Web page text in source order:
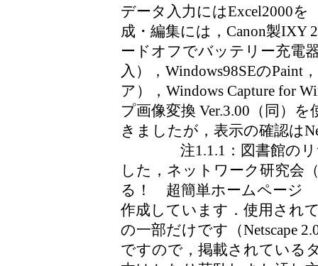
データ入力にはExcel2000
成・編集には，Canon製IXY
ードオフでバッテリー充電
入），Windows98SEのPaint
ア），Windows Capture for
プ画像変換 Ver.3.00（同）
きましたが，表示の確認は
注1.1.1：図書館のリサ
した，ネットワーク研究会
る！ 超簡単ホームページ
作成しています．使用され
の一部だけです（Netscape
ですので，掲載されている